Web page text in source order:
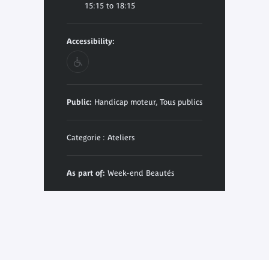
15:15 to 18:15
Accessibility:
Public: Handicap moteur, Tous publics
Categorie : Ateliers
As part of: Week-end Beautés